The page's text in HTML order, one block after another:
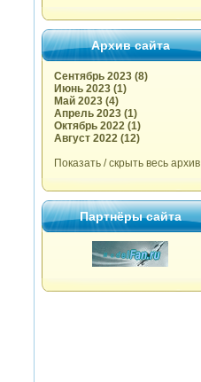
Архив сайта
Сентябрь 2023 (8)
Июнь 2023 (1)
Май 2023 (4)
Апрель 2023 (1)
Октябрь 2022 (1)
Август 2022 (12)
Показать / скрыть весь архив
Партнёры сайта